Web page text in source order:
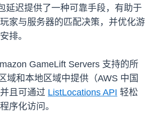
延迟提供了一种可靠手段，有助于
家与服务器的匹配决策，并优化游
排。
GameLift Servers 支持的所
域和本地区域中提供（AWS 中国
且可通过 ListLocations API 轻松
序化访问。